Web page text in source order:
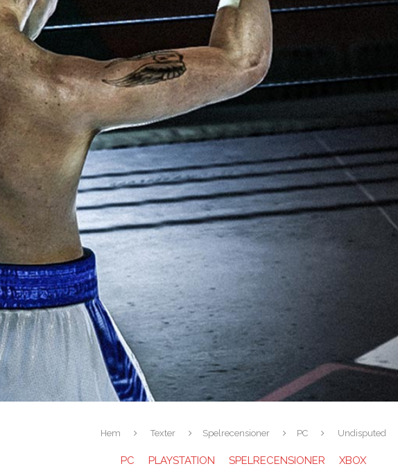
Hem Texter Spelrecensioner PC Undisputed
PC PLAYSTATION SPELRECENSIONER XBOX